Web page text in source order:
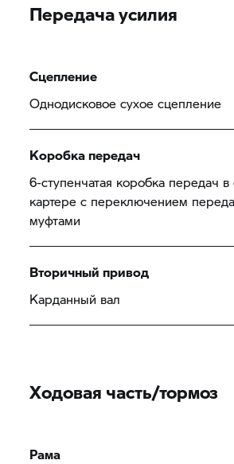
Передача усилия
Сцепление
Однодисковое сухое сцепление
Коробка передач
6-ступенчатая коробка передач в
картере с переключением
муфтами
Вторичный привод
Карданный вал
Ходовая часть/тормоз
Рама